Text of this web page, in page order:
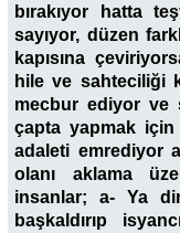
bırakıyor hatta
sayıyor, düzen
kapısına
hile ve sahteciliği
mecbur ediyor ve
çapta yapmak
adaleti emrediyor
olanı aklama
insanlar; a- Ya
başkaldırıp